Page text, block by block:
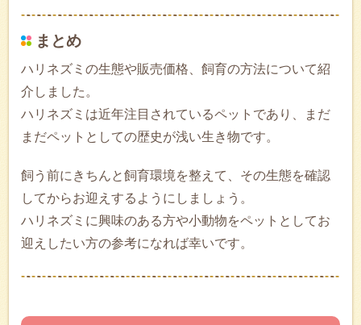
まとめ
ハリネズミの生態や販売価格、飼育の方法について紹
介しました。
ハリネズミは近年注目されているペットであり、まだ
まだペットとしての歴史が浅い生き物です。
飼う前にきちんと飼育環境を整えて、その生態を確認
してからお迎えするようにしましょう。
ハリネズミに興味のある方や小動物をペットとしてお
迎えしたい方の参考になれば幸いです。